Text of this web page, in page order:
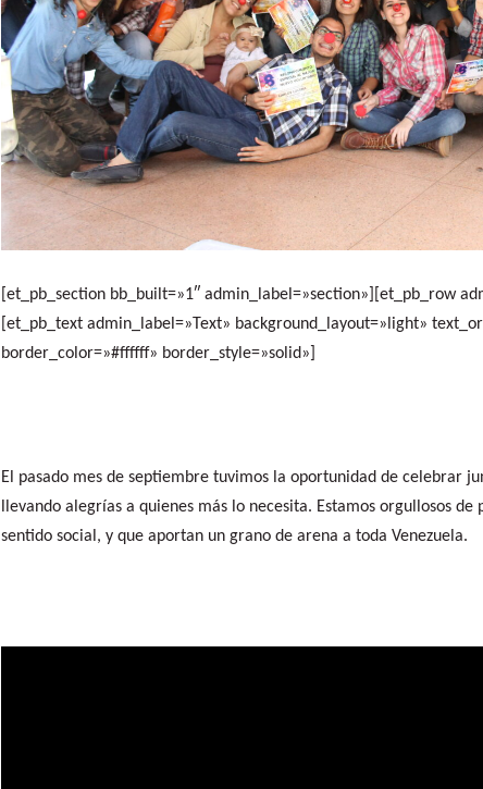
[et_pb_section bb_built=»1″ admin_label=»section»][et_pb_row
[et_pb_text admin_label=»Text» background_layout=»light»
border_color=»#ffffff» border_style=»solid»]
El pasado mes de septiembre tuvimos la oportunidad de celebrar
llevando alegrías a quienes más lo necesita. Estamos orgullosos
sentido social, y que aportan un grano de arena a toda Venezuela.